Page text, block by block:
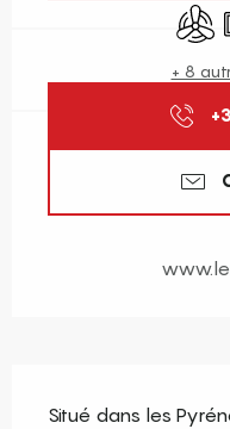
Air
+ 8
Situé dans les